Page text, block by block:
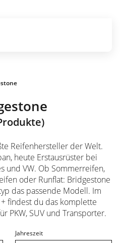
Reifenhersteller der Welt.
heute Erstausrüster bei
und VW. Ob Sommerreifen,
oder Runflat: Bridgestone
das passende Modell. Im
findest du das komplette
PKW, SUV und Transporter.
Jahreszeit